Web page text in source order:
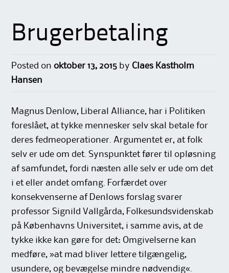
Brugerbetaling
Posted on oktober 13, 2015 by Claes Kastholm
Hansen
Magnus Denlow, Liberal Alliance, har i Politiken
foreslået, at tykke mennesker selv skal betale for
deres fedmeoperationer. Argumentet er, at folk
selv er ude om det. Synspunktet fører til opløsning
af samfundet, fordi næsten alle selv er ude om det
i et eller andet omfang. Forfærdet over
konsekvenserne af Denlows forslag svarer
professor Signild Vallgårda, Folkesundsvidenskab
på Københavns Universitet, i samme avis, at de
tykke ikke kan gøre for det: Omgivelserne kan
medføre, »at mad bliver lettere tilgængelig,
usundere, og bevægelse mindre nødvendig«.